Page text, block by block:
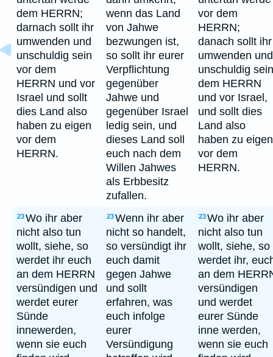
dem HERRN;
darnach sollt ihr
umwenden und
unschuldig sein
vor dem
HERRN und vor
Israel und sollt
dies Land also
haben zu eigen
vor dem
HERRN.
wenn das Land
von Jahwe
bezwungen ist,
so sollt ihr eurer
Verpflichtung
gegenüber
Jahwe und
gegenüber Israel
ledig sein, und
dieses Land soll
euch nach dem
Willen Jahwes
als Erbbesitz
zufallen.
vor dem
HERRN;
danach sollt ihr
umwenden und
unschuldig sein
dem HERRN
und vor Israel,
und sollt dies
Land also
haben zu eigen
vor dem
HERRN.
23Wo ihr aber
nicht also tun
wollt, siehe, so
werdet ihr euch
an dem HERRN
versündigen und
werdet eurer
Sünde
innewerden,
wenn sie euch
23Wenn ihr aber
nicht so handelt,
so versündigt ihr
euch damit
gegen Jahwe
und sollt
erfahren, was
euch infolge
eurer
Versündigung
23Wo ihr aber
nicht also tun
wollt, siehe, so
werdet ihr,
an dem
versündigen
und werdet
eurer Sünde
inne werden,
wenn sie euch